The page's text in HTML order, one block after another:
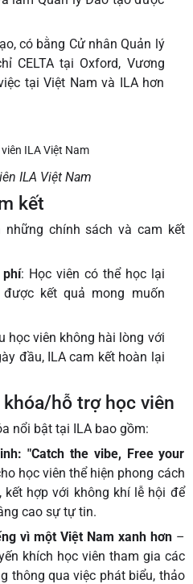
có bằng Cử nhân Quản lý
CELTA tại Oxford, Vương
tại Việt Nam và ILA hơn
ILA Việt Nam
kết
những chính sách và cam kết
phí: Học viên có thể học lại
kết quả mong muốn
học viên không hài lòng với
đầu, ILA cam kết hoàn lại
hỗ trợ học viên
nổi bật tại ILA bao gồm:
"Catch the vibe, Free your
học viên thể hiện phong cách
kết hợp với không khí lễ hội để
cao sự tự tin.
vì một Việt Nam xanh hơn–
khích học viên tham gia các
thông qua việc phát biểu, thảo